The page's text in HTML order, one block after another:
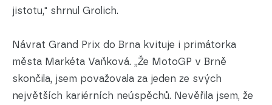
jistotu," shrnul Grolich.
Návrat Grand Prix do Brna kvituje i primátorka
města Markéta Vaňková. „Že MotoGP v Brně
skončila, jsem považovala za jeden ze svých
největších kariérních neúspěchů. Nevěřila jsem, že